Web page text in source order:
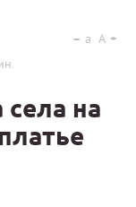
a A
села на